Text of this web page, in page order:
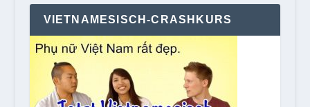
VIETNAMESISCH-CRASHKURS